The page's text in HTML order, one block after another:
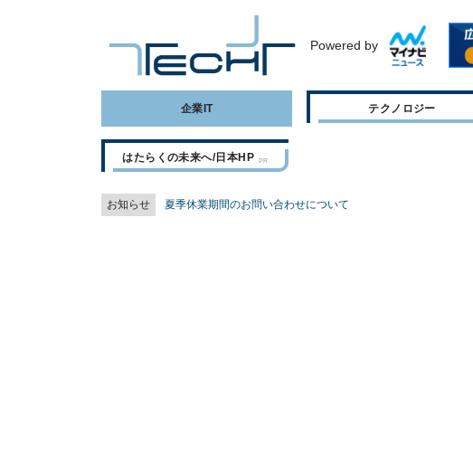
Powered by
企業IT テクノロジー
はたらくの未来へ/日本HP
お知らせ 夏季休業期間のお問い合わせについて